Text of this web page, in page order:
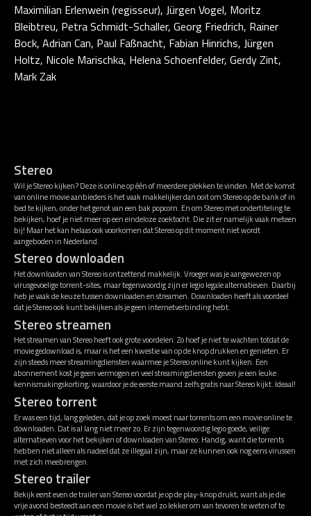
Maximilian Erlenwein (regisseur), Jürgen Vogel, Moritz
Bleibtreu, Petra Schmidt-Schaller, Georg Friedrich, Rainer
Bock, Adrian Can, Paul Faßnacht, Fabian Hinrichs, Jürgen
Holtz, Nicole Marischka, Helena Schoenfelder, Gerdy Zint,
Mark Zak
Stereo
Wil je Stereo kijken? Deze is online op één of meerdere plekken te vinden. Met de komst
van online movie aanbieders is het vaak makkelijker dan ooit om Stereo op de bank of in
bed te kijken, onder het genot van een bak popcorn. En om Stereo met ondertiteling te
bekijken, hoef je niet meer op een eindeloze zoektocht. Die zit er namelijk vaak meteen
bij! Maar het kan helaas ook voorkomen dat Stereo op dit moment niet wordt
aangeboden in Nederland.
Stereo downloaden
Het downloaden van Stereo is ontzettend makkelijk. Vroeger was je aangewezen op
virusgevoelige torrent-sites, maar tegenwoordig zijn er legio legale alternatieven. Daarbij
heb je vaak de keuze tussen downloaden en streamen. Downloaden heeft als voordeel
dat je Stereo ook kunt bekijken als je geen internetverbinding hebt.
Stereo streamen
Het streamen van Stereo heeft ook grote voordelen. Zo hoef je niet te wachten totdat de
movie gedownload is, maar is het een kwestie van op de knop drukken en genieten. Er
zijn steeds meer streamingdiensten waarmee je Stereo online kunt kijken. Een
abonnement kost je geen vermogen en veel streamingdiensten geven je een leuke
kennismakingskorting, waardoor je de eerste maand zelfs gratis naar Stereo kijkt. Ideaal!
Stereo torrent
Er was een tijd, lang geleden, dat je op zoek moest naar torrents om een movie online te
downloaden. Dat is al lang niet meer zo. Er zijn tegenwoordig legio goede, veilige
alternatieven voor het bekijken of downloaden van Stereo. Handig, want die torrents
hebben niet alleen als nadeel dat ze illegaal zijn, maar ze kunnen ook nog eens virussen
met zich meebrengen.
Stereo trailer
Bekijk eerst even de trailer van Stereo voordat je op de play-knop drukt, want als je die
vrije avond besteedt aan een movie is het wel zo lekker om van tevoren te weten of te